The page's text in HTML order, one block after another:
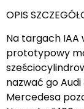
OPIS
Na targach IAA
prototypowy
nazwać go
Mercedesa